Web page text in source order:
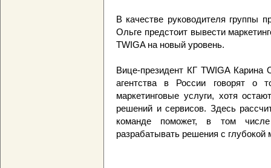
В качестве руководителя группы
Ольге предстоит вывести
TWIGA на новый уровень.
Вице-президент КГ TWIGA Карина
агентства в России говорят о
маркетинговые услуги, хотя
решений и сервисов. Здесь
команде поможет, в том
разрабатывать решения с глубокой